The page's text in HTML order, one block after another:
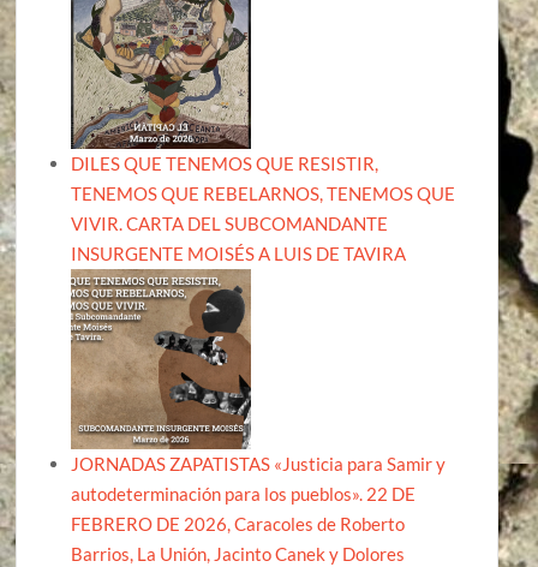
DILES QUE TENEMOS QUE RESISTIR,
TENEMOS QUE REBELARNOS, TENEMOS QUE
VIVIR. CARTA DEL SUBCOMANDANTE
INSURGENTE MOISÉS A LUIS DE TAVIRA
JORNADAS ZAPATISTAS «Justicia para Samir y
autodeterminación para los pueblos». 22 DE
FEBRERO DE 2026, Caracoles de Roberto
Barrios, La Unión, Jacinto Canek y Dolores